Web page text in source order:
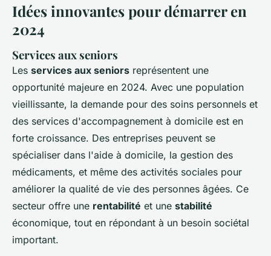
Idées innovantes pour démarrer en
2024
Services aux seniors
Les services aux seniors représentent une
opportunité majeure en 2024. Avec une population
vieillissante, la demande pour des soins personnels et
des services d'accompagnement à domicile est en
forte croissance. Des entreprises peuvent se
spécialiser dans l'aide à domicile, la gestion des
médicaments, et même des activités sociales pour
améliorer la qualité de vie des personnes âgées. Ce
secteur offre une rentabilité et une stabilité
économique, tout en répondant à un besoin sociétal
important.